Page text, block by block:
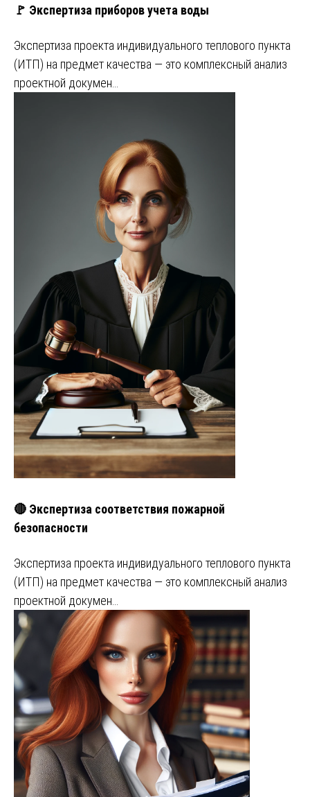
🚩 Экспертиза приборов учета воды
Экспертиза проекта индивидуального теплового пункта
(ИТП) на предмет качества — это комплексный анализ
проектной докумен…
🔴 Экспертиза соответствия пожарной
безопасности
Экспертиза проекта индивидуального теплового пункта
(ИТП) на предмет качества — это комплексный анализ
проектной докумен…